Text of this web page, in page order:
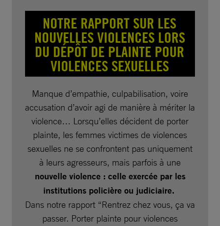
NOTRE RAPPORT SUR LES
NOUVELLES VIOLENCES LORS
DU DÉPÔT DE PLAINTE POUR
VIOLENCES SEXUELLES
Manque d’empathie, culpabilisation, voire
accusation d’avoir agi de manière à mériter la
violence… Lorsqu’elles décident de porter
plainte, les femmes victimes de violences
sexuelles ne se confrontent pas uniquement
à leurs agresseurs, mais parfois à une
nouvelle violence : celle exercée par les
institutions policière ou judiciaire.
Dans notre rapport “Rentrez chez vous, ça va
passer. Porter plainte pour violences